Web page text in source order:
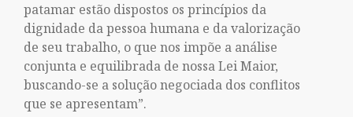
patamar estão dispostos os princípios da
dignidade da pessoa humana e da valorização
de seu trabalho, o que nos impõe a análise
conjunta e equilibrada de nossa Lei Maior,
buscando-se a solução negociada dos conflitos
que se apresentam”.